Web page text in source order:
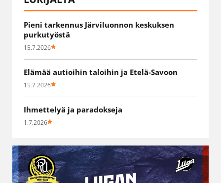
Pieni tarkennus Järviluonnon keskuksen
purkutyöstä
15.7.2026
Elämää autioihin taloihin ja Etelä-Savoon
15.7.2026
Ihmettelyä ja paradokseja
1.7.2026